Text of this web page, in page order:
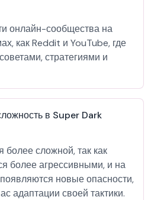
онлайн-сообщества на
как Reddit и YouTube, где
стратегиями и
в Super Dark
более сложной, так как
более агрессивными, и на
новые опасности,
адаптации своей тактики.